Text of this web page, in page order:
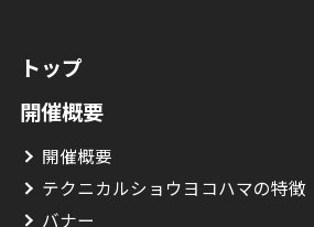
トップ
開催概要
開催概要
テクニカルショウヨコハマの特徴
バナー